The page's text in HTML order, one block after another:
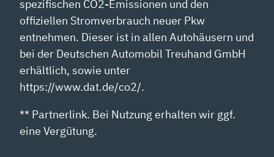
spezifischen CO2-Emissionen und den
offiziellen Stromverbrauch neuer Pkw
entnehmen. Dieser ist in allen Autohäusern und
bei der Deutschen Automobil Treuhand GmbH
erhältlich, sowie unter
https://www.dat.de/co2/.
** Partnerlink. Bei Nutzung erhalten wir ggf.
eine Vergütung.